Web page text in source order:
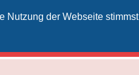
Nutzung der Webseite